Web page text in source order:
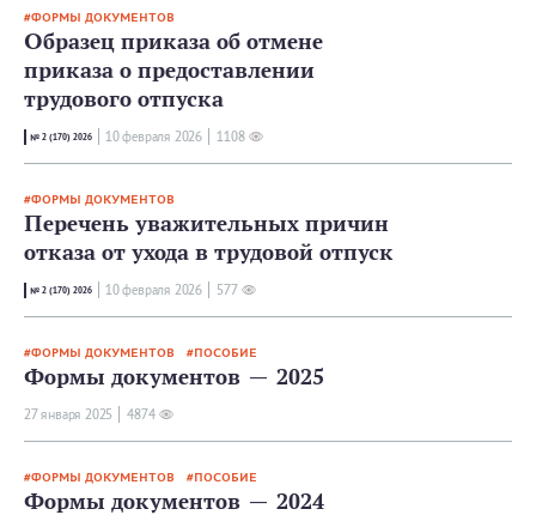
ФОРМЫ ДОКУМЕНТОВ
Образец приказа об отмене
приказа о предоставлении
трудового отпуска
№ 2 (170) 2026 10 февраля 2026 1108
ФОРМЫ ДОКУМЕНТОВ
Перечень уважительных причин
отказа от ухода в трудовой отпуск
№ 2 (170) 2026 10 февраля 2026 577
ФОРМЫ ДОКУМЕНТОВ ПОСОБИЕ
Формы документов — 2025
27 января 2025 4874
ФОРМЫ ДОКУМЕНТОВ ПОСОБИЕ
Формы документов — 2024